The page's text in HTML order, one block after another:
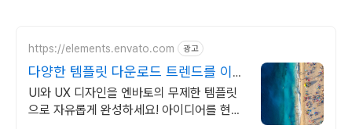
https://elements.envato.com 광고
다양한 템플릿 다운로드 트렌드를 이끄
는 인기 콘텐츠
UI와 UX 디자인을 엔바토의 무제한 템플릿
으로 자유롭게 완성하세요! 아이디어를 현실